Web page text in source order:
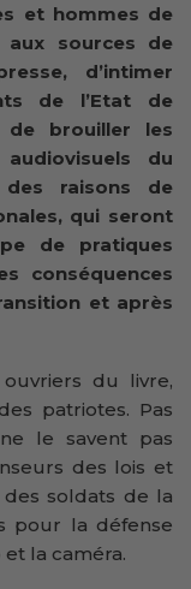
et hommes de
aux sources de
d’intimer
de l’Etat de
de brouiller les
du
des raisons de
qui seront
de pratiques
conséquences
et après
du livre,
patriotes. Pas
le savent pas
des lois et
soldats de la
pour la défense
la caméra.